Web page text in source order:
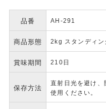
品番 AH-291
商品形態 2kg スタンディン
賞味期間 210日
保存方法
直射日光を避け、
使用ください。